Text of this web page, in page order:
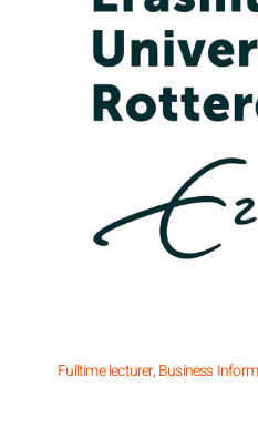
Fulltime lecturer, Business